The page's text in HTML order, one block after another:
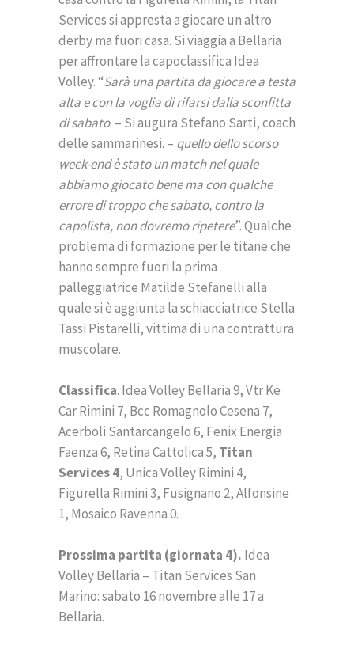
Services si appresta a giocare un altro
derby ma fuori casa. Si viaggia a Bellaria
per affrontare la capoclassifica Idea
Volley. “Sarà una partita da giocare a testa
alta e con la voglia di rifarsi dalla sconfitta
di sabato. – Si augura Stefano Sarti, coach
delle sammarinesi. – quello dello scorso
week-end è stato un match nel quale
abbiamo giocato bene ma con qualche
errore di troppo che sabato, contro la
capolista, non dovremo ripetere”. Qualche
problema di formazione per le titane che
hanno sempre fuori la prima
palleggiatrice Matilde Stefanelli alla
quale si è aggiunta la schiacciatrice Stella
Tassi Pistarelli, vittima di una contrattura
muscolare.
Classifica. Idea Volley Bellaria 9, Vtr Ke
Car Rimini 7, Bcc Romagnolo Cesena 7,
Acerboli Santarcangelo 6, Fenix Energia
Faenza 6, Retina Cattolica 5, Titan
Services 4, Unica Volley Rimini 4,
Figurella Rimini 3, Fusignano 2, Alfonsine
1, Mosaico Ravenna 0.
Prossima partita (giornata 4). Idea
Volley Bellaria – Titan Services San
Marino: sabato 16 novembre alle 17 a
Bellaria.